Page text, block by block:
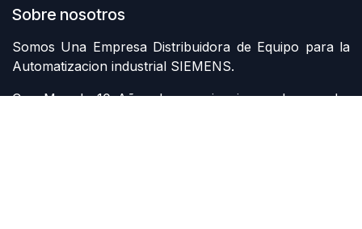
Sobre nosotros
Somos Una Empresa Distribuidora de Equipo para la
Automatizacion industrial SIEMENS.
Con Mas de 10 Años de experiencia en el mercado,